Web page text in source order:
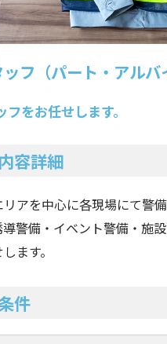
フ（パート・アルバ
をお任せします。
容詳細
アを中心に各現場にて警
警備・イベント警備・施
ます。
件